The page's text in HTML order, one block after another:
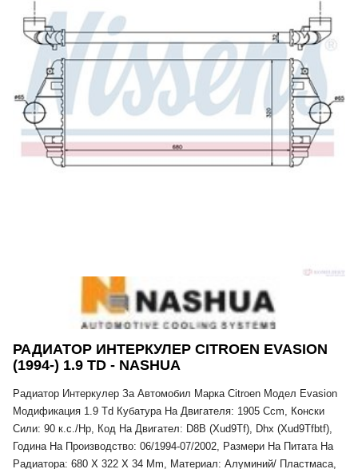
РАДИАТОР ИНТЕРКУЛЕР CITROEN EVASION
(1994-) 1.9 TD - NASHUA
Радиатор Интеркулер За Автомобил Марка Citroen Модел Evasion
Модификация 1.9 Td Кубатура На Двигателя: 1905 Ccm, Конски
Сили: 90 к.с./Hp, Код На Двигател: D8B (Xud9Tf), Dhx (Xud9Tfbtf),
Година На Производство: 06/1994-07/2002, Размери На Питата На
Радиатора: 680 X 322 X 34 Mm, Материал: Алуминий/ Пластмаса,